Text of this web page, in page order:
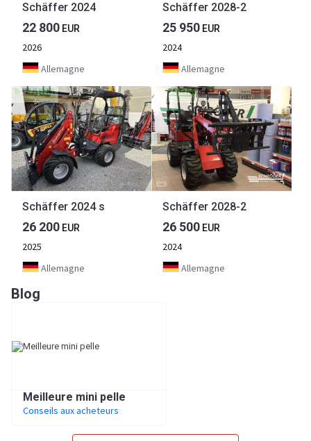
Schäffer 2024
22 800 EUR
2026
Allemagne
Schäffer 2028-2
25 950 EUR
2024
Allemagne
Schäffer 2024 s
26 200 EUR
2025
Allemagne
Schäffer 2028-2
26 500 EUR
2024
Allemagne
Blog
Meilleure mini pelle
Conseils aux acheteurs